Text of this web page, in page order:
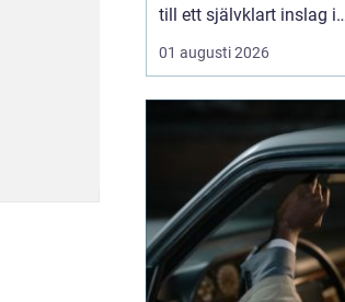
till ett självklart inslag i
många städer och
samhällen.
elassistans gör det
enklare att välja cykeln i
01 augusti 2026